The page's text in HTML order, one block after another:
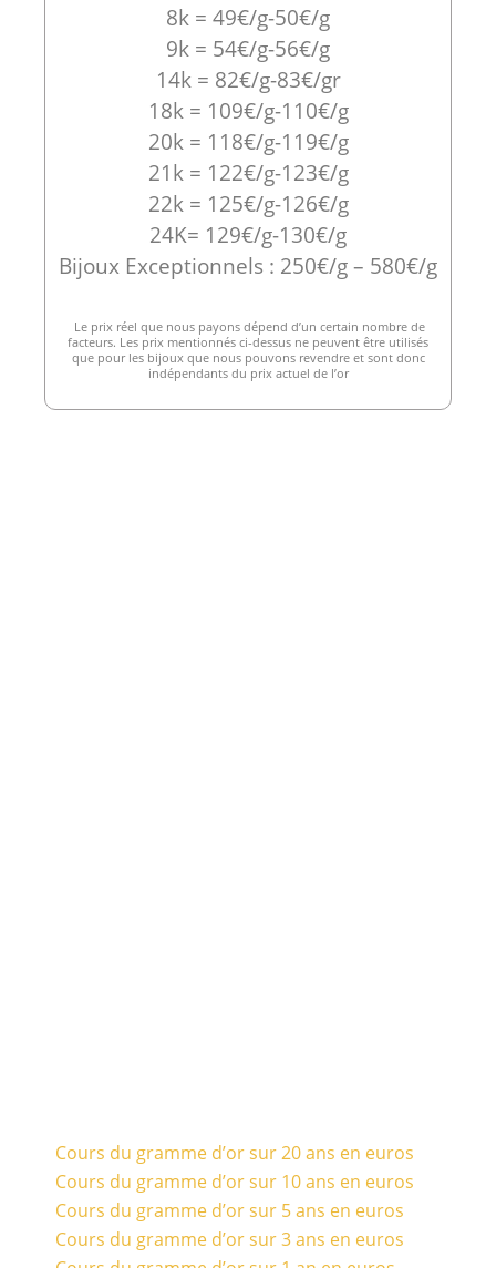
8k = 49€/g-50€/g
9k = 54€/g-56€/g
14k = 82€/g-83€/gr
18k = 109€/g-110€/g
20k = 118€/g-119€/g
21k = 122€/g-123€/g
22k = 125€/g-126€/g
24K= 129€/g-130€/g
Bijoux Exceptionnels : 250€/g – 580€/g
Le prix réel que nous payons dépend d’un certain nombre de
facteurs. Les prix mentionnés ci-dessus ne peuvent être utilisés
que pour les bijoux que nous pouvons revendre et sont donc
indépendants du prix actuel de l’or
Cours du gramme d’or sur 20 ans en euros
Cours du gramme d’or sur 10 ans en euros
Cours du gramme d’or sur 5 ans en euros
Cours du gramme d’or sur 3 ans en euros